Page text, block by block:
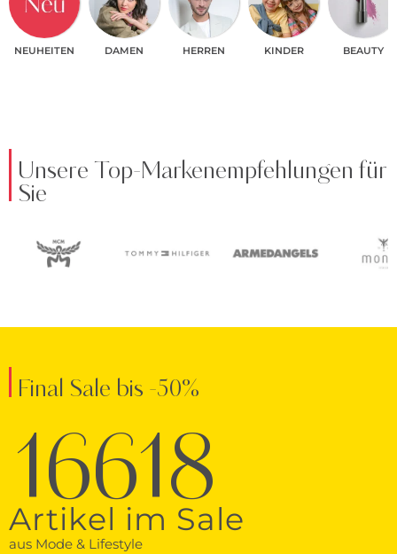
NEUHEITEN DAMEN HERREN KINDER BEAUTY
Unsere Top-Markenempfehlungen für
Sie
Final Sale bis -50%
16618
Artikel im Sale
aus Mode & Lifestyle